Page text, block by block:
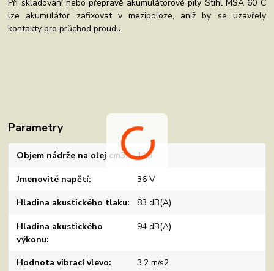
Při skladování nebo přepravě akumulátorové pily Stihl MSA 60 C
lze akumulátor zafixovat v mezipoloze, aniž by se uzavřely
kontakty pro průchod proudu.
Parametry
Objem nádrže na olej cm3 110
Jmenovité napětí 36 V
Hladina akustického tlaku 83 dB(A)
Hladina akustického
výkonu
94 dB(A)
Hodnota vibrací vlevo 3,2 m/s2